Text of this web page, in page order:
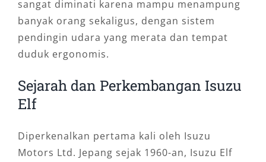
sangat diminati karena mampu menampung
banyak orang sekaligus, dengan sistem
pendingin udara yang merata dan tempat
duduk ergonomis.
Sejarah dan Perkembangan Isuzu
Elf
Diperkenalkan pertama kali oleh Isuzu
Motors Ltd. Jepang sejak 1960-an, Isuzu Elf